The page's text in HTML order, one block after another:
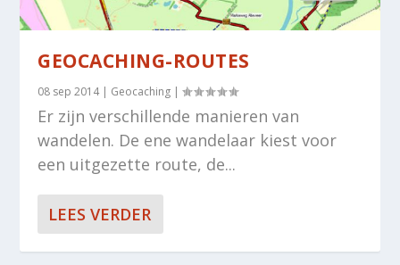
GEOCACHING-ROUTES
08 sep 2014| Geocaching |
Er zijn verschillende manieren van
wandelen. De ene wandelaar kiest voor
een uitgezette route, de...
LEES VERDER